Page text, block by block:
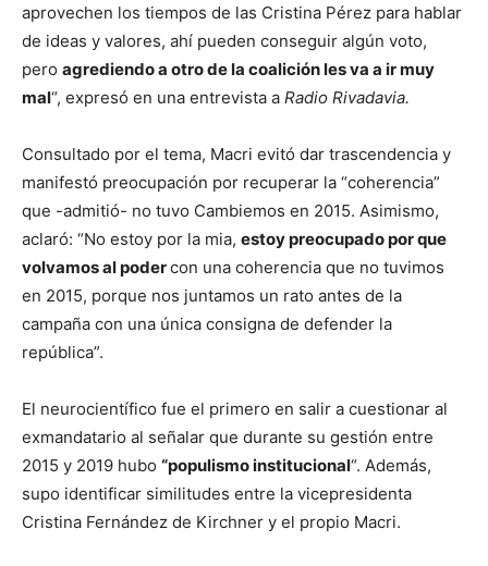
aprovechen los tiempos de las Cristina Pérez para hablar
de ideas y valores, ahí pueden conseguir algún voto,
pero agrediendo a otro de la coalición les va a ir muy
mal“, expresó en una entrevista a Radio Rivadavia.
Consultado por el tema, Macri evitó dar trascendencia y
manifestó preocupación por recuperar la “coherencia”
que -admitió- no tuvo Cambiemos en 2015. Asimismo,
aclaró: “No estoy por la mia, estoy preocupado por que
volvamos al podercon una coherencia que no tuvimos
en 2015, porque nos juntamos un rato antes de la
campaña con una única consigna de defender la
república”.
El neurocientífico fue el primero en salir a cuestionar al
exmandatario al señalar que durante su gestión entre
2015 y 2019 hubo “populismo institucional“. Además,
supo identificar similitudes entre la vicepresidenta
Cristina Fernández de Kirchner y el propio Macri.